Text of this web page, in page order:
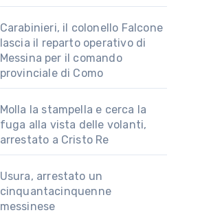
Carabinieri, il colonello Falcone
lascia il reparto operativo di
Messina per il comando
provinciale di Como
Molla la stampella e cerca la
fuga alla vista delle volanti,
arrestato a Cristo Re
Usura, arrestato un
cinquantacinquenne
messinese